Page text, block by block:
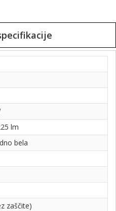
lm
bela
zaščite)